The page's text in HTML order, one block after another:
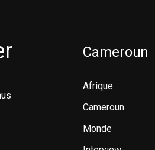
Cameroun
Afrique
Cameroun
Monde